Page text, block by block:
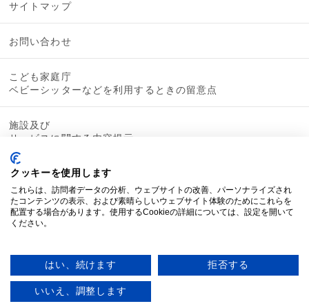
サイトマップ
お問い合わせ
こども家庭庁
ベビーシッターなどを利用するときの留意点
施設及び
サービスに関する内容提示
© 2019 mamacoco
クッキーを使用します
これらは、訪問者データの分析、ウェブサイトの改善、パーソナライズされ
たコンテンツの表示、および素晴らしいウェブサイト体験のためにこれらを
配置する場合があります。使用するCookieの詳細については、設定を開いて
ください。
はい、続けます 拒否する
いいえ、調整します